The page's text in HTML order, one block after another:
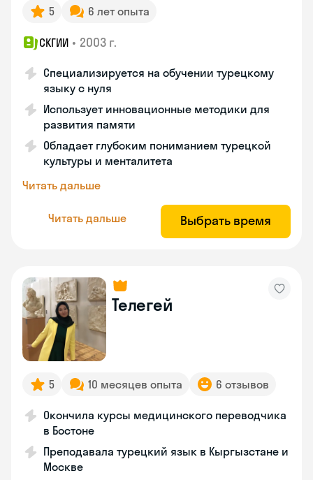
5 6 лет опыта
СКГИИ • 2003 г.
Специализируется на обучении турецкому
языку с нуля
Использует инновационные методики для
развития памяти
Обладает глубоким пониманием турецкой
культуры и менталитета
Читать дальше
Читать дальше Выбрать время
Телегей
5 10 месяцев опыта 6 отзывов
Окончила курсы медицинского переводчика
в Бостоне
Преподавала турецкий язык в Кыргызстане и
Москве